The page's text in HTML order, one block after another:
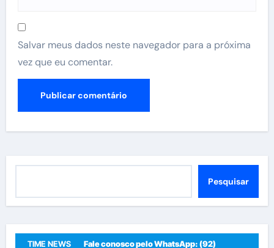
Salvar meus dados neste navegador para a próxima
vez que eu comentar.
Pesquisar
TIME NEWS Fale conosco pelo WhatsApp: (92)